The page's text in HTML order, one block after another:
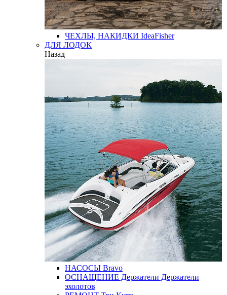
ЧЕХЛЫ, НАКИДКИ IdeaFisher
ДЛЯ ЛОДОК
Назад
НАСОСЫ Bravo
ОСНАЩЕНИЕ Держатели Держатели
эхолотов